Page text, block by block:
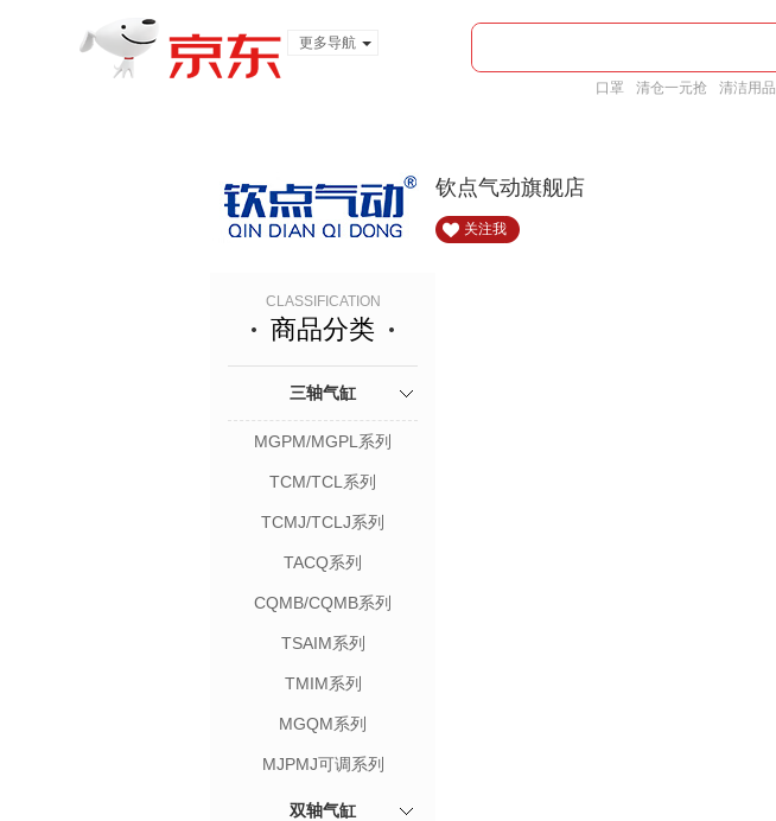
更多导航
口罩 清仓一元抢 清洁用品
钦点气动旗舰店
关注我
CLASSIFICATION
商品分类
三轴气缸
MGPM/MGPL系列
TCM/TCL系列
TCMJ/TCLJ系列
TACQ系列
CQMB/CQMB系列
TSAIM系列
TMIM系列
MGQM系列
MJPMJ可调系列
双轴气缸